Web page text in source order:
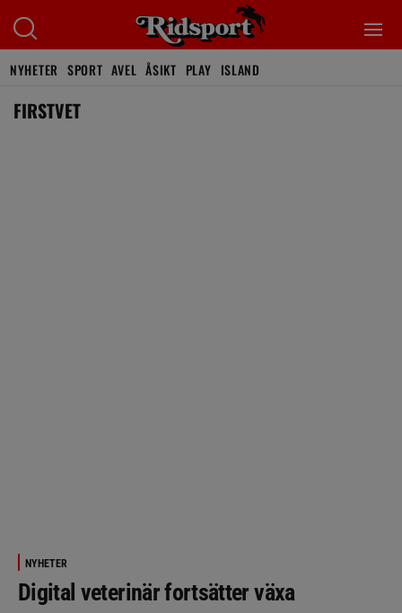
NYHETER SPORT AVEL ÅSIKT PLAY ISLAND
FIRSTVET
NYHETER
Digital veterinär fortsätter växa